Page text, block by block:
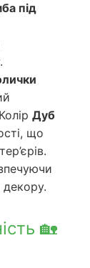
під
Дуб
що
декору.
🏡